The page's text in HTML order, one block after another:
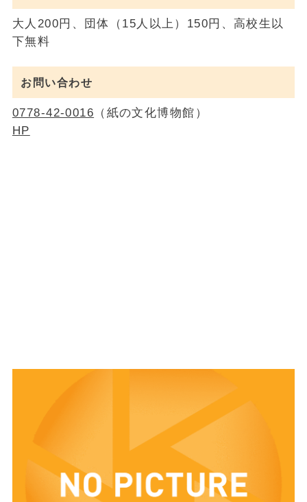
大人200円、団体（15人以上）150円、高校生以
下無料
お問い合わせ
0778‐42-0016 （紙の文化博物館）
HP